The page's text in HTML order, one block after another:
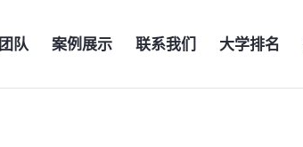
队 案例展示 联系我们 大学排名